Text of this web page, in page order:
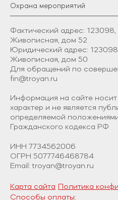
Внешний вид охранников
внешних данных, и формы
молодежных клубов нужны
роста и крепкого
клиентов постарше –
будут слишком бросаться
охрана
Подбираем комплекс
средств с учетом
оцениваем все
После анализа объекта
концепт безопасности, он
Охрана мероприятий
Фактический адрес: 123098,
Живописная, дом 52
Юридический адрес:
Живописная, дом 50
Для обращений по
fin@troyan.ru
Информация на сайте
характер и не является
определяемой
Гражданского кодекса РФ
ИНН 7734562006
ОГРН 5077746468784
Email: troyan@troyan.ru
Карта сайта Политика
Способы оплаты: